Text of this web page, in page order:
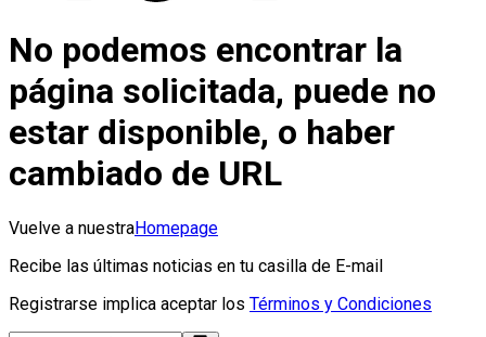
No podemos encontrar la
página solicitada, puede no
estar disponible, o haber
cambiado de URL
Vuelve a nuestraHomepage
Recibe las últimas noticias en tu casilla de E-mail
Registrarse implica aceptar los Términos y Condiciones